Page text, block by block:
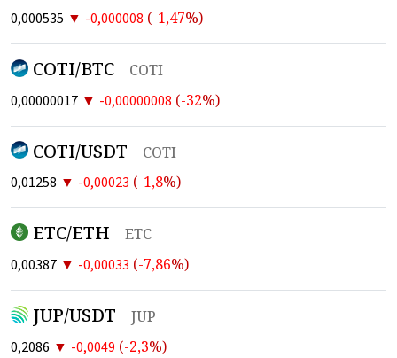
0,000535 ▼ -0,000008 (-1,47%)
COTI/BTC
COTI
0,00000017 ▼ -0,00000008 (-32%)
COTI/USDT
COTI
0,01258 ▼ -0,00023 (-1,8%)
ETC/ETH
ETC
0,00387 ▼ -0,00033 (-7,86%)
JUP/USDT
JUP
0,2086 ▼ -0,0049 (-2,3%)